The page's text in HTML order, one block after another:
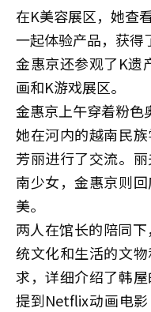
在K美容展区，她查
一起体验产品，获得
金惠京还参观了K遗
画和K游戏展区。
金惠京上午穿着粉色
她在河内的越南民
芳丽进行了交流。
南少女，金惠京则
美。
两人在馆长的陪同
统文化和生活的文
求，详细介绍了韩
提到Netflix动画电